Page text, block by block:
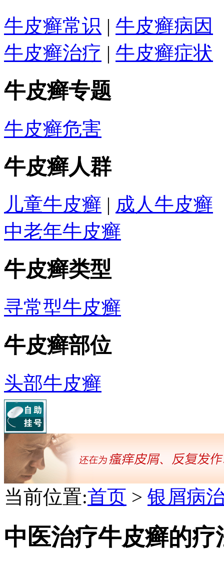
牛皮癣常识 | 牛皮癣病因
牛皮癣治疗 | 牛皮癣症状
牛皮癣专题
牛皮癣危害
牛皮癣人群
儿童牛皮癣 | 成人牛皮癣
中老年牛皮癣
牛皮癣类型
寻常型牛皮癣
牛皮癣部位
头部牛皮癣
当前位置:首页 > 银屑病
中医治疗牛皮癣的